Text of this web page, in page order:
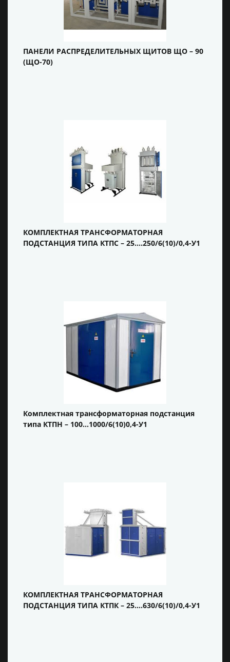
ПАНЕЛИ РАСПРЕДЕЛИТЕЛЬНЫХ ЩИТОВ ЩО – 90
(ЩО-70)
КОМПЛЕКТНАЯ ТРАНСФОРМАТОРНАЯ
ПОДСТАНЦИЯ ТИПА КТПС – 25….250/6(10)/0,4-У1
Комплектная трансформаторная подстанция
типа КТПН – 100…1000/6(10)0,4-У1
КОМПЛЕКТНАЯ ТРАНСФОРМАТОРНАЯ
ПОДСТАНЦИЯ ТИПА КТПК – 25….630/6(10)/0,4-У1